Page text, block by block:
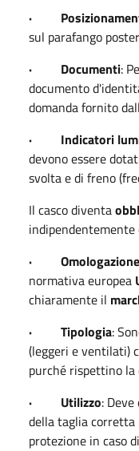
·
sul parafango
· Documenti:
documento
domanda fornito
· Indicatori
devono essere
svolta e di freno
Il casco diventa
indipendentemente
· Omologazione
normativa europea
chiaramente il
· Tipologia:
(leggeri e ventilati)
purché rispettino
· Utilizzo:
della taglia
protezione in caso